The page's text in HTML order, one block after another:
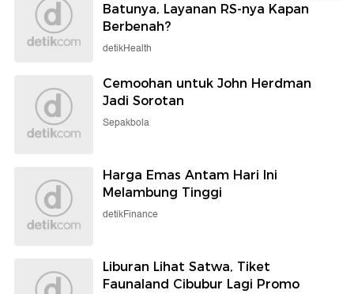
Batunya, Layanan RS-nya Kapan
Berbenah?
detikHealth
Cemoohan untuk John Herdman
Jadi Sorotan
Sepakbola
Harga Emas Antam Hari Ini
Melambung Tinggi
detikFinance
Liburan Lihat Satwa, Tiket
Faunaland Cibubur Lagi Promo